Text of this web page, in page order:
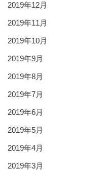
2019年12月
2019年11月
2019年10月
2019年9月
2019年8月
2019年7月
2019年6月
2019年5月
2019年4月
2019年3月